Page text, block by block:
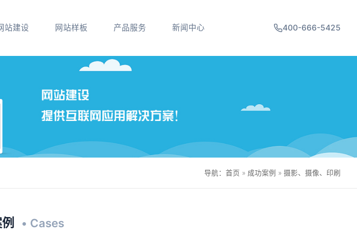
站建设 网站样板 产品服务 新闻中心 400-666-5425
导航： 首页 » 成功案例 » 摄影、摄像、印刷
• Cases